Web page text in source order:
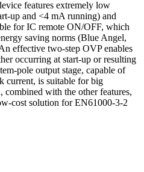
features extremely low
up and <4 mA running) and
for IC remote ON/OFF, which
saving norms (Blue Angel,
effective two-step OVP enables
occurring at start-up or resulting
pole output stage, capable of
current, is suitable for big
with the other features,
cost solution for EN61000-3-2